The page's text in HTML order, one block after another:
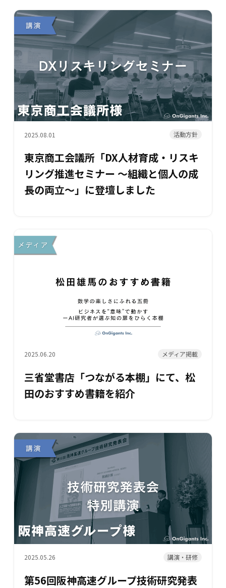
2025.08.01 活動方針
東京商工会議所「DX人材育成・リスキ
リング推進セミナー ～組織と個人の成
長の両立～」に登壇しました
2025.06.20 メディア掲載
三省堂書店「つながる本棚」にて、松
田のおすすめ書籍を紹介
2025.05.26 講演・研修
第56回阪神高速グループ技術研究発表